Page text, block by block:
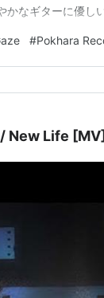
なギターに優し
#Pokhara
New Life [MV]